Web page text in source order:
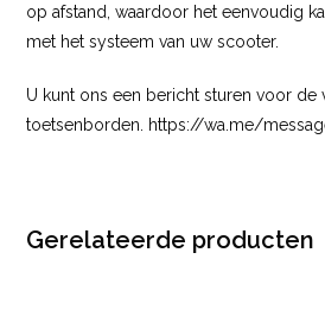
op afstand, waardoor het eenvoudig
met het systeem van uw scooter.
U kunt ons een bericht sturen voor de
toetsenborden. https://wa.me/
Gerelateerde producten